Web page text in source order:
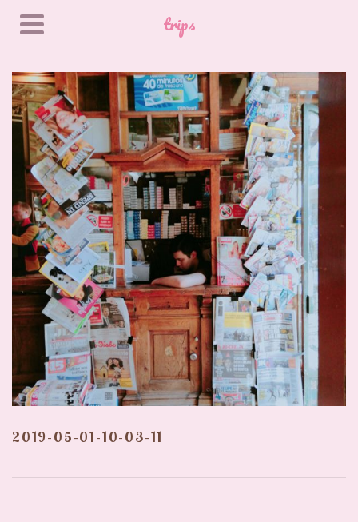
trips
2019-05-01-10-03-11